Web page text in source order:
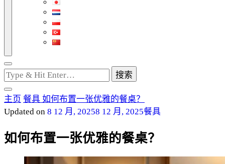
找
什
么
东
吗?
主页 餐具 如何布置一张优雅的餐桌？
Updated on 8 12 月, 20258 12 月, 2025餐具
如何布置一张优雅的餐桌？